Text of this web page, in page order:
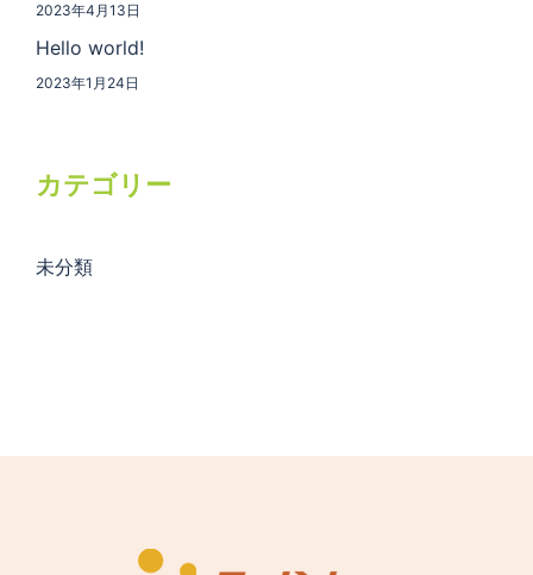
2023年4月13日
Hello world!
2023年1月24日
カテゴリー
未分類